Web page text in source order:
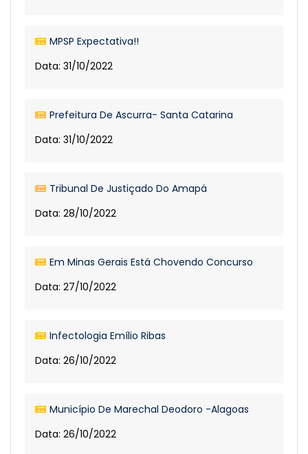
MPSP Expectativa!!
Data: 31/10/2022
Prefeitura De Ascurra- Santa Catarina
Data: 31/10/2022
Tribunal De Justiçado Do Amapá
Data: 28/10/2022
Em Minas Gerais Está Chovendo Concurso
Data: 27/10/2022
Infectologia Emílio Ribas
Data: 26/10/2022
Município De Marechal Deodoro -Alagoas
Data: 26/10/2022